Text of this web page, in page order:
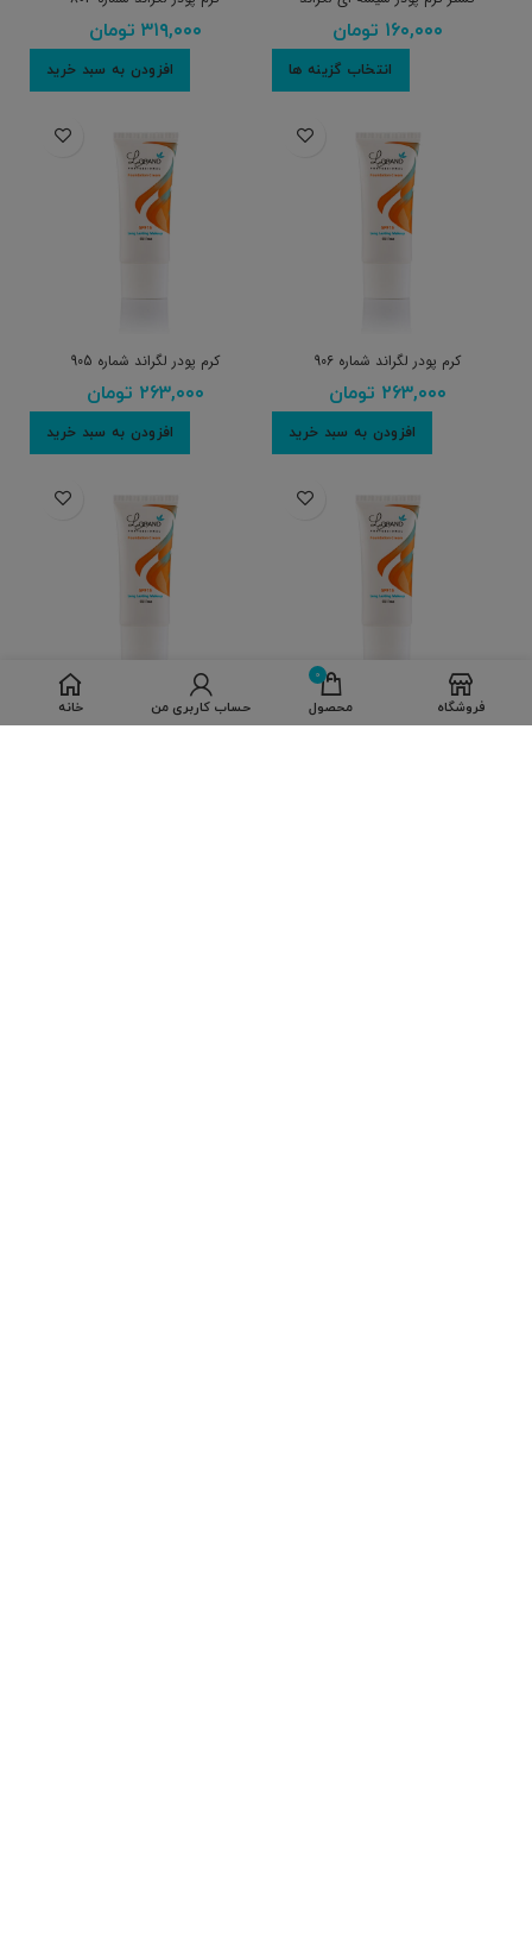
۱۶۰,۰۰۰ تومان
انتخاب گزینه ها
۳۱۹,۰۰۰ تومان
افزودن به سبد خرید
کرم پودر لگراند شماره 906
۲۶۳,۰۰۰ تومان
افزودن به سبد خرید
کرم پودر لگراند شماره 905
۲۶۳,۰۰۰ تومان
افزودن به سبد خرید
کرم پودر لگراند شماره 904 کرم پودر لگراند شماره 903
فروشگاه
0
محصول حساب کاربری من خانه